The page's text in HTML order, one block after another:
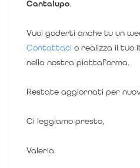
Cantalupo.
Vuoi goderti anche tu un
Contattaci o realizza il tuo
nella nostra piattaforma.
Restate aggiornati per
Ci leggiamo presto,
Valeria.